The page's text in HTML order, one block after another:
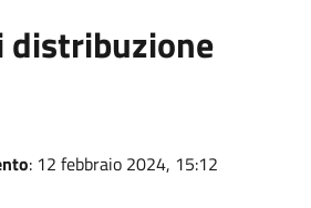
distribuzione
: 12 febbraio 2024, 15:12